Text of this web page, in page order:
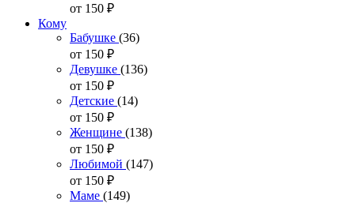
от 150 ₽
Кому
Бабушке (36)
от 150 ₽
Девушке (136)
от 150 ₽
Детские (14)
от 150 ₽
Женщине (138)
от 150 ₽
Любимой (147)
от 150 ₽
Маме (149)